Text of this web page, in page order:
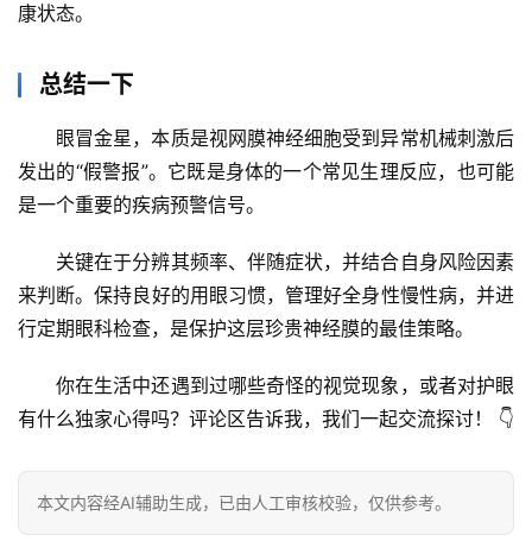
康状态。
总结一下
眼冒金星，本质是视网膜神经细胞受到异常机械刺激后
发出的“假警报”。它既是身体的一个常见生理反应，也可能
是一个重要的疾病预警信号。
关键在于分辨其频率、伴随症状，并结合自身风险因素
来判断。保持良好的用眼习惯，管理好全身性慢性病，并进
行定期眼科检查，是保护这层珍贵神经膜的最佳策略。
你在生活中还遇到过哪些奇怪的视觉现象，或者对护眼
有什么独家心得吗？评论区告诉我，我们一起交流探讨！
👇
本文内容经AI辅助生成，已由人工审核校验，仅供参考。